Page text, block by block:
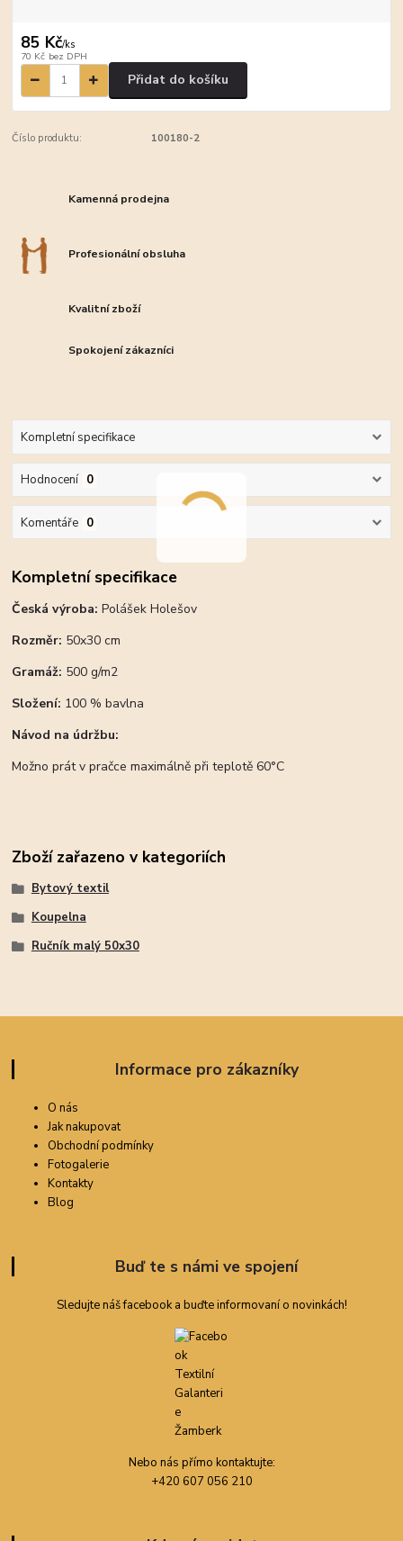
85 Kč/ks
70 Kč bez DPH
Přidat do košíku
Číslo produktu: 100180-2
Kamenná prodejna
Profesionální obsluha
Kvalitní zboží
Spokojení zákazníci
Kompletní specifikace
Hodnocení 0
Komentáře 0
Kompletní specifikace
Česká výroba:Polášek Holešov
Rozměr: 50x30 cm
Gramáž: 500 g/m2
Složení: 100 % bavlna
Návod na údržbu:
Možno prát v pračce maximálně při teplotě 60°C
Zboží zařazeno v kategoriích
Bytový textil
Koupelna
Ručník malý 50x30
Informace pro zákazníky
O nás
Jak nakupovat
Obchodní podmínky
Fotogalerie
Kontakty
Blog
Buď te s námi ve spojení
Sledujte náš facebook a buďte informovaní o novinkách!
Nebo nás přímo kontaktujte:
+420 607 056 210